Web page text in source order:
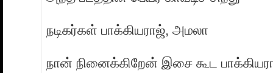
நடிகர்கள் பாக்கியராஜ், அமலா
நான் நினைக்கிறேன் இசை கூட